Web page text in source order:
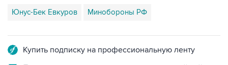
Юнус-Бек Евкуров Минобороны РФ
Купить подписку на профессиональную ленту